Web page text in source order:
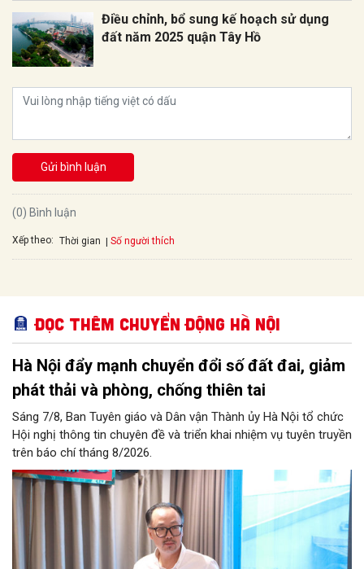
Điều chỉnh, bổ sung kế hoạch sử dụng
đất năm 2025 quận Tây Hồ
Gửi bình luận
(0) Bình luận
Xếp theo: Thời gian Số người thích
Đọc thêm Chuyển động Hà Nội
Hà Nội đẩy mạnh chuyển đổi số đất đai, giảm
phát thải và phòng, chống thiên tai
Sáng 7/8, Ban Tuyên giáo và Dân vận Thành ủy Hà Nội tổ chức
Hội nghị thông tin chuyên đề và triển khai nhiệm vụ tuyên truyền
trên báo chí tháng 8/2026.